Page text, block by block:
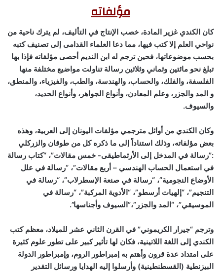
مؤلفاته
كان الكندي غزير المادة، خصب الإنتاج في التأليف، لم يترك ناحية من
نواحي العلم إلا كتب فيها، مما دعا العلماء القدامى إلى تصنيف كتبه
بحسب موضوعاتها، فحين ترجم له ابن النديم أحصى مؤلفاته فإذا بها
تبلغ نحو مائتين وثماني وثلاثين رسالة تناولت مواضيع مختلفة منها
الفلسفة، والفلك، والحساب، والهندسة، والطب، والفيزياء، والمنطق،
و المد والجزر، وعلم المعادن، وأنواع الجواهر، وأنواع الحديد،
والسيوف.
وكان الكندي من أوائل مترجمي مؤلفات اليونان إلى العربية، وهذه
بعض مؤلفاته، وذلك استناداً إلى ما ذكره كل من طوقان والزركلي
:”رسالة في المدخل إلى الأرثماطيقى- خمس مقالات”، “كتاب رسالة
في استعمال الحساب الهندسي – أربع مقالات”، “رسالة في علل
الأوضاع النجومية”، “رسالة في صنعة الإسطرلاب”، “رسالة في
التنجيم”، “إلهيات أرسطو”، “الأدوية المركبة”، “رسالة في
الموسيقي”، “المد والجزر”،”السيوف وأجناسها”.
وترجم “جيرار الكريموني” في القرن الثاني عشر للميلاد، معظم كتب
الكندي إلى اللغة اللاتينية، فكان لها تأثير كبير على تطور علوم كثيرة
على امتداد عدة قرون وأهتم به إمبراطور الروم، وإمبراطور الدولة
البيزنطية (القسطنطينية) وأرسلوا إليه الهدايا ورسائل التقدير